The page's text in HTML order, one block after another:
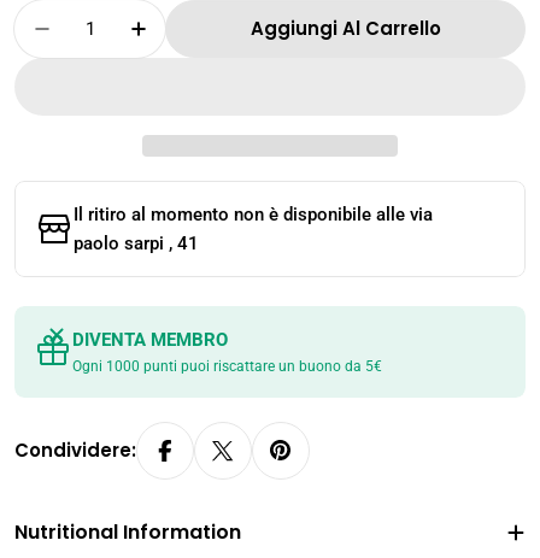
Quantità
Diminuisci La Quantità Per XZL - SUCCO DI
Aumenta La Quantità Per XZL -
Aggiungi Al Carrello
Il ritiro al momento non è disponibile alle via
paolo sarpi , 41
DIVENTA MEMBRO
Ogni 1000 punti puoi riscattare un buono da 5€
Condividere:
Nutritional Information